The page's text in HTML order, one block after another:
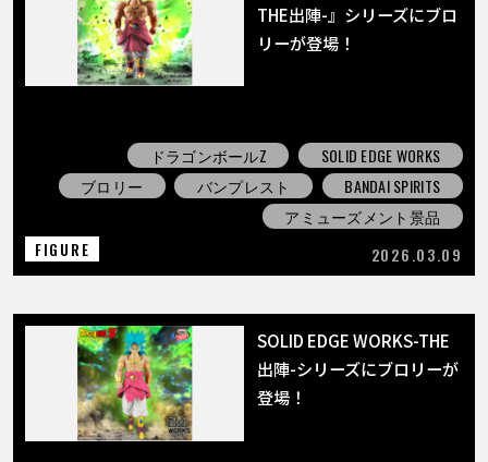
THE出陣-』シリーズにブロ
リーが登場！
ドラゴンボールZ
SOLID EDGE WORKS
ブロリー
バンプレスト
BANDAI SPIRITS
アミューズメント景品
FIGURE
2026.03.09
SOLID EDGE WORKS-THE
出陣-シリーズにブロリーが
登場！